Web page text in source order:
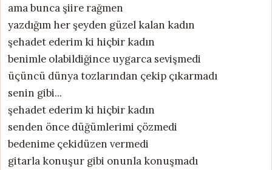
ama bunca şiire rağmen
yazdığım her şeyden güzel kalan kadın
şehadet ederim ki hiçbir kadın
benimle olabildiğince uygarca sevişmedi
üçüncü dünya tozlarından çekip çıkarmadı
senin gibi...
şehadet ederim ki hiçbir kadın
senden önce düğümlerimi çözmedi
bedenime çekidüzen vermedi
gitarla konuşur gibi onunla konuşmadı